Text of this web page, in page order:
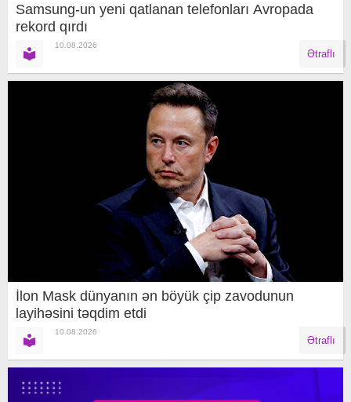
Samsung-un yeni qatlanan telefonları Avropada
rekord qırdı
10.08.2026
Ətraflı
İlon Mask dünyanın ən böyük çip zavodunun
layihəsini təqdim etdi
10.08.2026
Ətraflı